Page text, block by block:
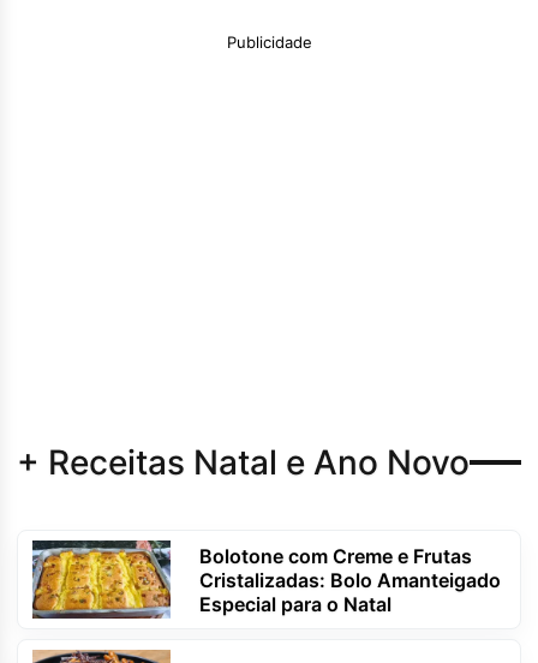
Publicidade
+ Receitas Natal e Ano Novo
Bolotone com Creme e Frutas
Cristalizadas: Bolo Amanteigado
Especial para o Natal